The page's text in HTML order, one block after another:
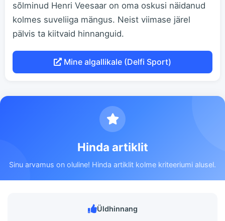
sõlminud Henri Veesaar on oma oskusi näidanud
kolmes suveliiga mängus. Neist viimase järel
pälvis ta kiitvaid hinnanguid.
Mine algallikale (Delfi Sport)
Hinda artiklit
Sinu arvamus on oluline! Hinda artiklit kolme kriteeriumi alusel.
Üldhinnang